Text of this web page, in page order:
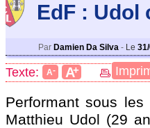
EdF : Udol
Par Damien Da Silva - Le
Texte: A- A+
Performant sous
Matthieu Udol (29